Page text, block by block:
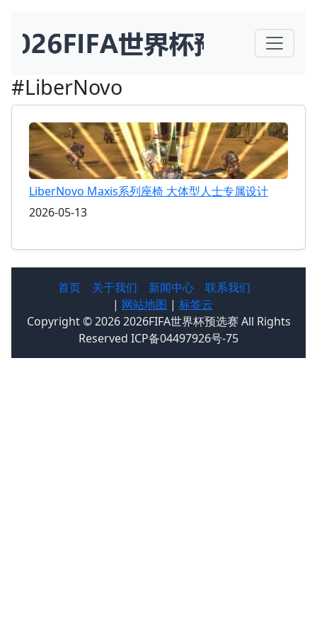
#LiberNovo
LiberNovo Maxis系列座椅 大体型人士专属设计
2026-05-13
首页 关于我们 新闻中心
联系我们
| 网站地图 | 标签云
Copyright © 2026 2026FIFA世界杯预选赛 All Rights
Reserved ICP备04497926号-75